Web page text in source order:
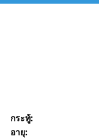
กระทู้:
อายุ: